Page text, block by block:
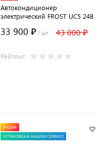
Автокондиционер
электрический FROST UC5 24В
33 900 ₽ / шт 43 000 ₽
Рейтинг:
АКЦИЯ
УСТАНОВКА В НАШЕМ СЕРВИСЕ